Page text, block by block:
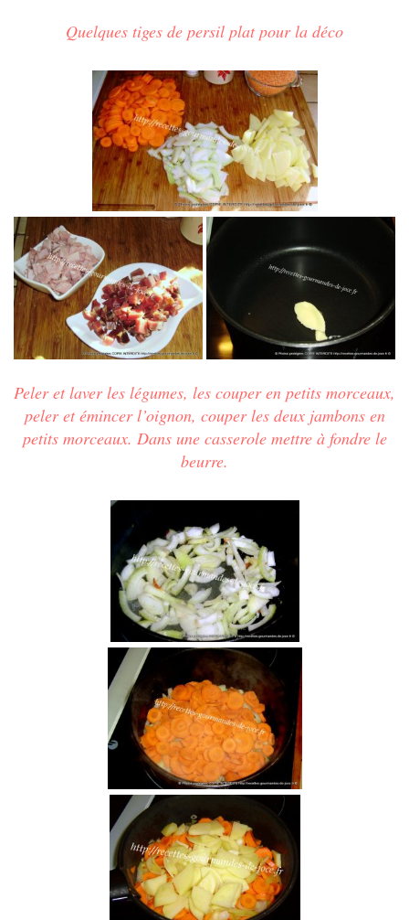
Quelques tiges de persil plat pour la déco
Peler et laver les légumes, les couper en petits morceaux,
peler et émincer l’oignon, couper les deux jambons en
petits morceaux. Dans une casserole mettre à fondre le
beurre.